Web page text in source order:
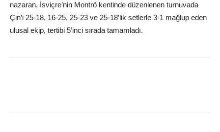
nazaran, İsviçre’nin Montrö kentinde düzenlenen turnuvada
Çin’i 25-18, 16-25, 25-23 ve 25-18’lik setlerle 3-1 mağlup eden
ulusal ekip, tertibi 5’inci sırada tamamladı.